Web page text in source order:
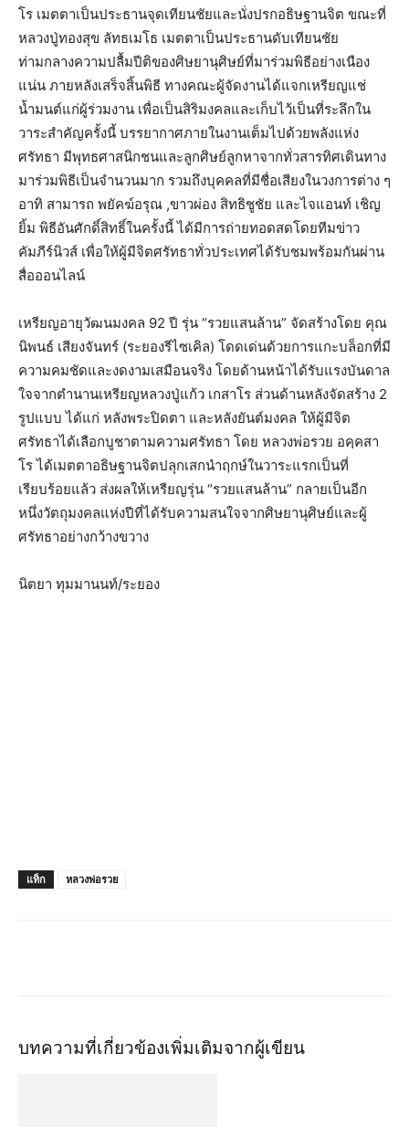
โร เมตตาเป็นประธานจุดเทียนชัยและนั่งปรกอธิษฐานจิต ขณะที่
หลวงปู่ทองสุข ลัทธเมโธ เมตตาเป็นประธานดับเทียนชัย
ท่ามกลางความปลื้มปีติของศิษยานุศิษย์ที่มาร่วมพิธีอย่างเนือง
แน่น ภายหลังเสร็จสิ้นพิธี ทางคณะผู้จัดงานได้แจกเหรียญแช่
น้ำมนต์แก่ผู้ร่วมงาน เพื่อเป็นสิริมงคลและเก็บไว้เป็นที่ระลึกใน
วาระสำคัญครั้งนี้ บรรยากาศภายในงานเต็มไปด้วยพลังแห่ง
ศรัทธา มีพุทธศาสนิกชนและลูกศิษย์ลูกหาจากทั่วสารทิศเดินทาง
มาร่วมพิธีเป็นจำนวนมาก รวมถึงบุคคลที่มีชื่อเสียงในวงการต่าง ๆ
อาทิ สามารถ พยัคฆ์อรุณ ,ขาวผ่อง สิทธิชูชัย และไจแอนท์ เชิญ
ยิ้ม พิธีอันศักดิ์สิทธิ์ในครั้งนี้ ได้มีการถ่ายทอดสดโดยทีมข่าว
คัมภีร์นิวส์ เพื่อให้ผู้มีจิตศรัทธาทั่วประเทศได้รับชมพร้อมกันผ่าน
สื่อออนไลน์
เหรียญอายุวัฒนมงคล 92 ปี รุ่น “รวยแสนล้าน” จัดสร้างโดย คุณ
นิพนธ์ เสียงจันทร์ (ระยองรีไซเคิล) โดดเด่นด้วยการแกะบล็อกที่มี
ความคมชัดและงดงามเสมือนจริง โดยด้านหน้าได้รับแรงบันดาล
ใจจากตำนานเหรียญหลวงปู่แก้ว เกสาโร ส่วนด้านหลังจัดสร้าง 2
รูปแบบ ได้แก่ หลังพระปิดตา และหลังยันต์มงคล ให้ผู้มีจิต
ศรัทธาได้เลือกบูชาตามความศรัทธา โดย หลวงพ่อรวย อคฺคสา
โร ได้เมตตาอธิษฐานจิตปลุกเสกนำฤกษ์ในวาระแรกเป็นที่
เรียบร้อยแล้ว ส่งผลให้เหรียญรุ่น “รวยแสนล้าน” กลายเป็นอีก
หนึ่งวัตถุมงคลแห่งปีที่ได้รับความสนใจจากศิษยานุศิษย์และผู้
ศรัทธาอย่างกว้างขวาง
นิตยา ทุมมานนท์/ระยอง
แท็ก หลวงพ่อรวย
บทความที่เกี่ยวข้องเพิ่มเติมจากผู้เขียน